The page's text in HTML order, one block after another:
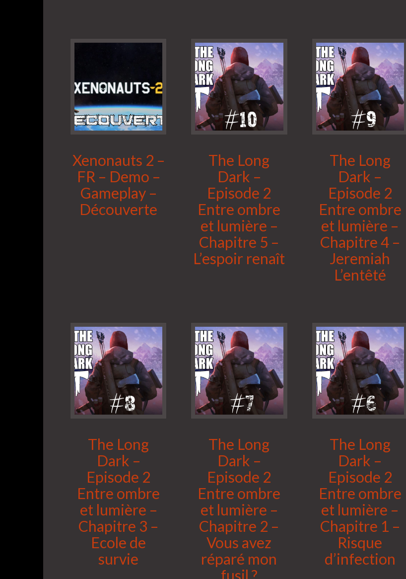
Xenonauts 2 –
FR – Demo –
Gameplay –
Découverte
The Long
Dark –
Episode 2
Entre ombre
et lumière –
Chapitre 5 –
L’espoir renaît
The Long
Dark –
Episode 2
Entre ombre
et lumière –
Chapitre 4 –
Jeremiah
L’entêté
The Long
Dark –
Episode 2
Entre ombre
et lumière –
Chapitre 3 –
Ecole de
survie
The Long
Dark –
Episode 2
Entre ombre
et lumière –
Chapitre 2 –
Vous avez
réparé mon
fusil ?
The Long
Dark –
Episode 2
Entre ombre
et lumière –
Chapitre 1 –
Risque
d’infection